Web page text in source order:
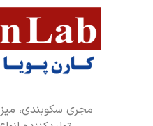
مجری سکوبندی،